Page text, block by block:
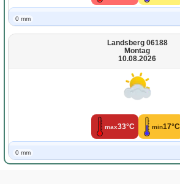
0 mm
Landsberg 06188
Montag
10.08.2026
max33°C min17°C
0 mm